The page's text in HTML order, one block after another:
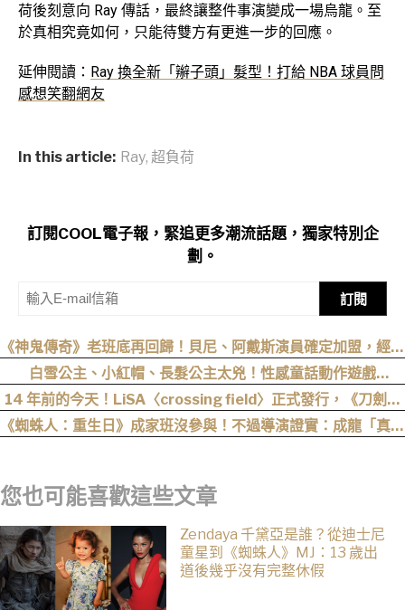
荷後刻意向 Ray 傳話，最終讓整件事演變成一場烏龍。至
於真相究竟如何，只能待雙方有更進一步的回應。
延伸閱讀： Ray 換全新「辮子頭」髮型！打給 NBA 球員問
感想笑翻網友
In this article: Ray, 超負荷
訂閱COOL電子報，緊追更多潮流話題，獨家特別企
劃。
訂閱
《神鬼傳奇》老班底再回歸！貝尼、阿戴斯演員確定加盟，經典
三部曲陣容持續集結
白雪公主、小紅帽、長髮公主太兇！性感童話動作遊戲
《Swords & Slippers》Steam 頁面公開
14 年前的今天！LiSA〈crossing field〉正式發行，《刀劍神
域》OP 不只熱血還藏著桐人、亞絲娜最深的羈絆
《蜘蛛人：重生日》成家班沒參與！不過導演證實：成龍「真的
您也可能喜歡這些文章
Zendaya 千黛亞是誰？從迪士尼
童星到《蜘蛛人》MJ：13 歲出
道後幾乎沒有完整休假